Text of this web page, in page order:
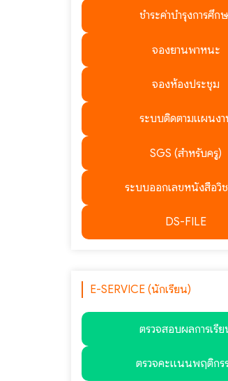
ชำระค่าบำรุงการศึก
จองยานพาหนะ
จองห้องประชุม
ระบบติดตามแผนง
SGS (สำหรับครู)
ระบบออกเลขหนังสือวิช
DS-FILE
E-SERVICE (นักเรียน)
ตรวจสอบผลการเรีย
ตรวจคะแนนพฤติกร